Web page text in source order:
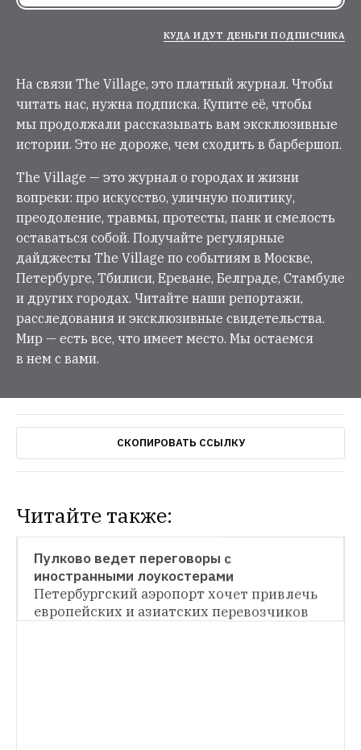
КУДА ИДУТ ДЕНЬГИ ПОДПИСЧИКА
На связи The Village, это платный журнал. Чтобы
читать нас, нужна подписка. Купите её, чтобы
мы продолжали рассказывать вам эксклюзивные
истории. Это не дороже, чем сходить в барбершоп.
The Village — это журнал о городах и жизни
вопреки: про искусство, уличную политику,
преодоление, травмы, протесты, панк и смелость
оставаться собой. Получайте регулярные
дайджесты The Village по событиям в Москве,
Петербурге, Тбилиси, Ереване, Белграде, Стамбуле
и других городах. Читайте наши репортажи,
расследования и эксклюзивные свидетельства.
Мир — есть все, что имеет место. Мы остаемся
в нем с вами.
СКОПИРОВАТЬ ССЫЛКУ
Читайте также:
НОВОСТИ
Пулково ведет переговоры с
иностранными лоукостерами
Петербургский аэропорт хочет привлечь
европейских и азиатских перевозчиков